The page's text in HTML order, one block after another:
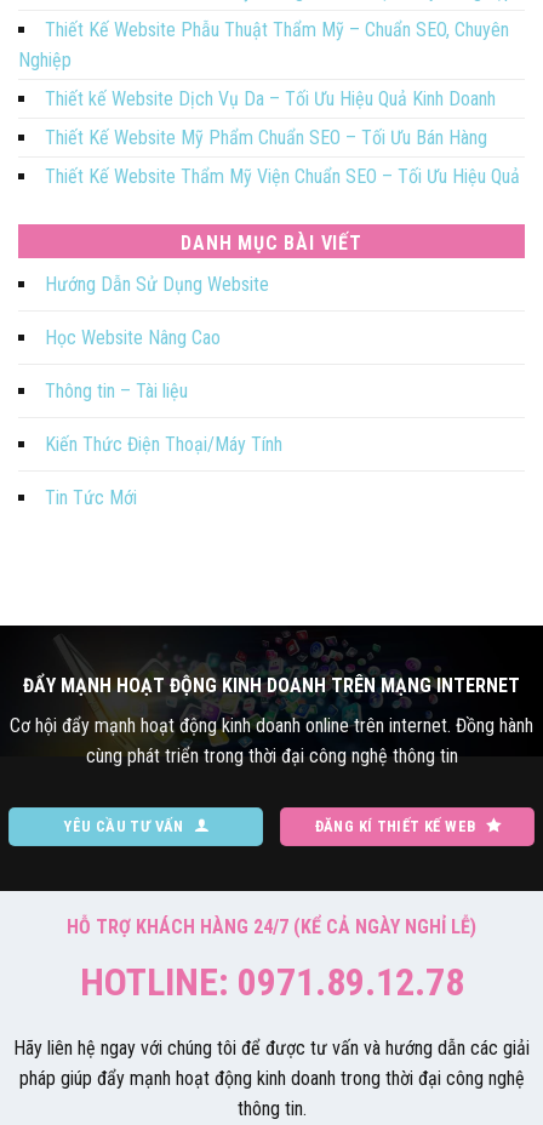
Thiết Kế Website Phẫu Thuật Thẩm Mỹ – Chuẩn SEO, Chuyên
Nghiệp
Thiết kế Website Dịch Vụ Da – Tối Ưu Hiệu Quả Kinh Doanh
Thiết Kế Website Mỹ Phẩm Chuẩn SEO – Tối Ưu Bán Hàng
Thiết Kế Website Thẩm Mỹ Viện Chuẩn SEO – Tối Ưu Hiệu Quả
DANH MỤC BÀI VIẾT
Hướng Dẫn Sử Dụng Website
Học Website Nâng Cao
Thông tin – Tài liệu
Kiến Thức Điện Thoại/Máy Tính
Tin Tức Mới
ĐẨY MẠNH HOẠT ĐỘNG KINH DOANH TRÊN MẠNG INTERNET
Cơ hội đẩy mạnh hoạt động kinh doanh online trên internet. Đồng hành
cùng phát triển trong thời đại công nghệ thông tin
YÊU CẦU TƯ VẤN ĐĂNG KÍ THIẾT KẾ WEB
HỖ TRỢ KHÁCH HÀNG 24/7 (KỂ CẢ NGÀY NGHỈ LỄ)
HOTLINE: 0971.89.12.78
Hãy liên hệ ngay với chúng tôi để được tư vấn và hướng dẫn các giải
pháp giúp đẩy mạnh hoạt động kinh doanh trong thời đại công nghệ
thông tin.